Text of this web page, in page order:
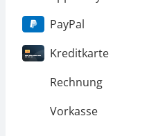
PayPal
Kreditkarte
Rechnung
Vorkasse